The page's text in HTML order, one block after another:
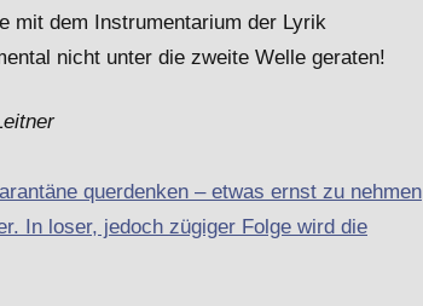
mit dem Instrumentarium der Lyrik
nicht unter die zweite Welle geraten!
querdenken – etwas ernst zu nehmen
In loser, jedoch zügiger Folge wird die